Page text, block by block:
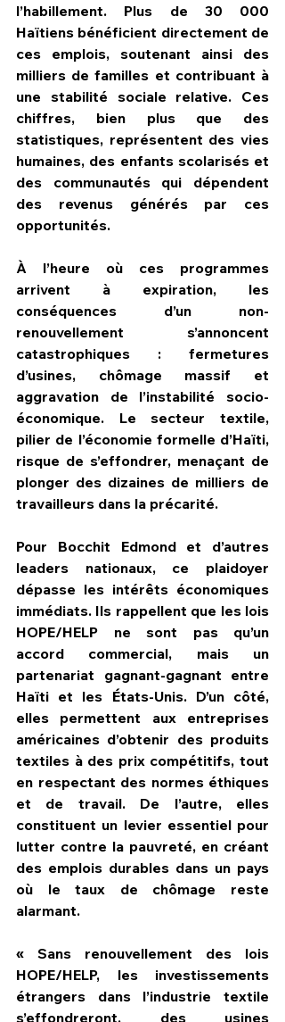
l’habillement. Plus de 30 000
Haïtiens bénéficient directement de
ces emplois, soutenant ainsi des
milliers de familles et contribuant à
une stabilité sociale relative. Ces
chiffres, bien plus que des
statistiques, représentent des vies
humaines, des enfants scolarisés et
des communautés qui dépendent
des revenus générés par ces
opportunités.
À l’heure où ces programmes
arrivent à expiration, les
conséquences d’un non-
renouvellement s’annoncent
catastrophiques : fermetures
d’usines, chômage massif et
aggravation de l’instabilité socio-
économique. Le secteur textile,
pilier de l’économie formelle d’Haïti,
risque de s’effondrer, menaçant de
plonger des dizaines de milliers de
travailleurs dans la précarité.
Pour Bocchit Edmond et d’autres
leaders nationaux, ce plaidoyer
dépasse les intérêts économiques
immédiats. Ils rappellent que les lois
HOPE/HELP ne sont pas qu’un
accord commercial, mais un
partenariat gagnant-gagnant entre
Haïti et les États-Unis. D’un côté,
elles permettent aux entreprises
américaines d’obtenir des produits
textiles à des prix compétitifs, tout
en respectant des normes éthiques
et de travail. De l’autre, elles
constituent un levier essentiel pour
lutter contre la pauvreté, en créant
des emplois durables dans un pays
où le taux de chômage reste
alarmant.
« Sans renouvellement des lois
HOPE/HELP, les investissements
étrangers dans l’industrie textile
s’effondreront, des usines